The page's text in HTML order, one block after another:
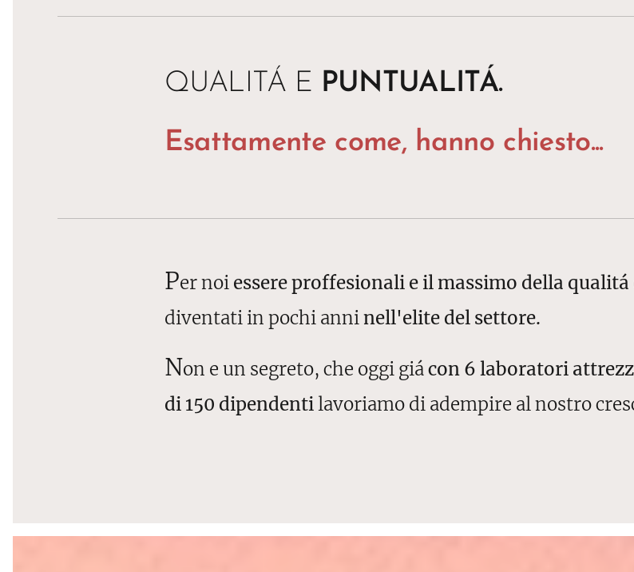
QUALITÁ E PUNTUALITÁ.
Esattamente come, hanno chiesto...
Per noi essere proffesionali e il massimo della qualitá
diventati in pochi anninell'elite del settore.
Non e un segreto, che oggi giácon 6 laboratori
di 150 dipendentilavoriamo di adempire al nostro